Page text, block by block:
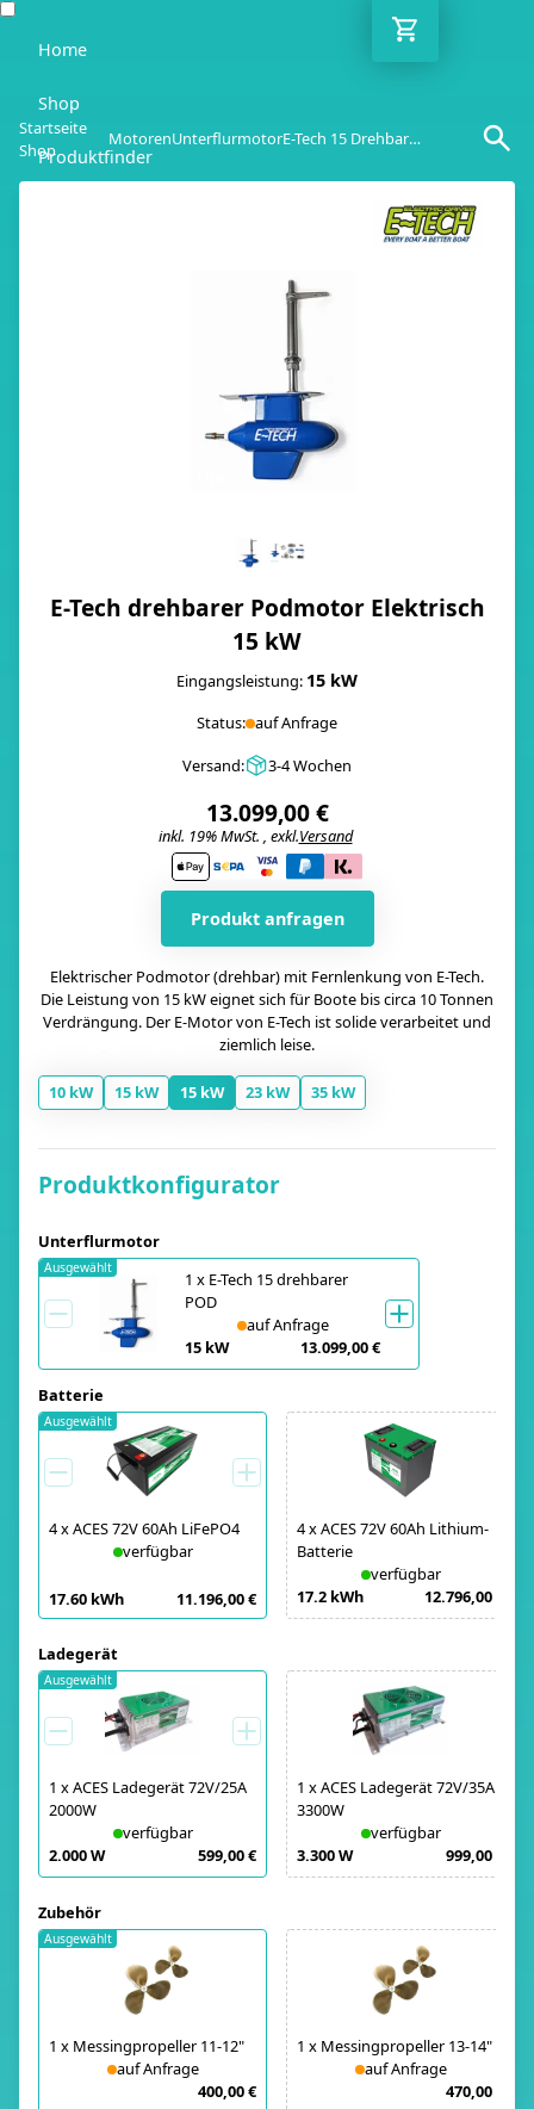
Home
Shop
Produktfinder
Startseite
Shop
MotorenUnterflurmotor E-Tech 15 Drehbarer POD
E-Tech drehbarer Podmotor Elektrisch
15 kW
Eingangsleistung: 15 kW
Status: auf Anfrage
Versand:
3-4 Wochen
13.099,00 €
inkl. 19% MwSt. , exkl.Versand
Produkt anfragen
Elektrischer Podmotor (drehbar) mit Fernlenkung von E-Tech.
Die Leistung von 15 kW eignet sich für Boote bis circa 10 Tonnen
Verdrängung. Der E-Motor von E-Tech ist solide verarbeitet und
ziemlich leise.
10 kW 15 kW 15 kW 23 kW 35 kW
Produktkonfigurator
Unterflurmotor
1 x E-Tech 15 drehbarer
POD
auf Anfrage
15 kW
13.099,00 €
Ausgewählt
Batterie
4xACES 72V 60Ah LiFePO4
verfügbar
17.60 kWh 11.196,00 €
Ausgewählt
4xACES 72V 60Ah Lithium-
Batterie
verfügbar
17.2 kWh
12.796,00 €
Ladegerät
1 xACES Ladegerät 72V/25A
2000W
verfügbar
2.000 W
599,00 €
Ausgewählt
1 xACES Ladegerät 72V/35A
3300W
verfügbar
3.300 W
999,00 €
Zubehör
1 x Messingpropeller 11-12"
auf Anfrage
400,00 €
Ausgewählt
1 x Messingpropeller 13-14"
auf Anfrage
470,00 €